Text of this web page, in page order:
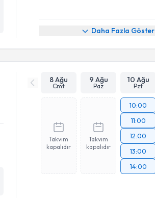
Daha Fazla Göster
8 Ağu
Cmt
9 Ağu
Paz
10 Ağu
Pzt
Takvim
kapalıdır
Takvim
kapalıdır
10:00
11:00
12:00
13:00
14:00